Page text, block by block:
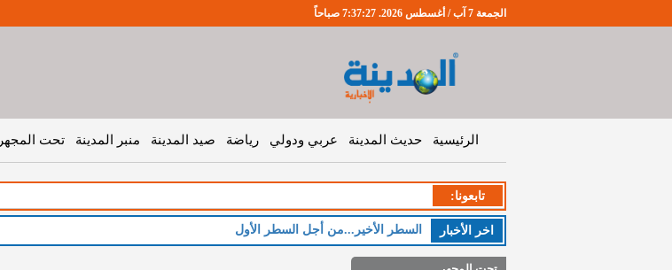
الجمعة 7 آب / أغسطس 2026. 7:37:28 صباحاً
الرئيسية حديث المدينة عربي ودولي رياضة صيد المدينة منبر المدينة تحت المجهر
تابعونا:
اخر اﻷخبار ال